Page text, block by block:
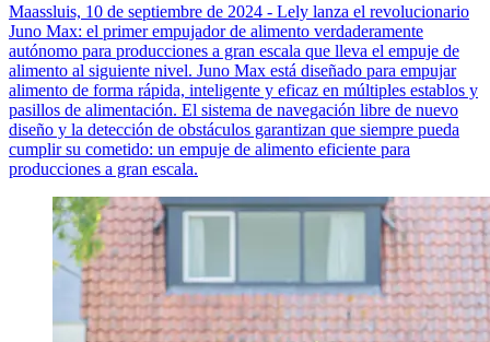
Maassluis, 10 de septiembre de 2024 - Lely lanza el revolucionario
Juno Max: el primer empujador de alimento verdaderamente
autónomo para producciones a gran escala que lleva el empuje de
alimento al siguiente nivel. Juno Max está diseñado para empujar
alimento de forma rápida, inteligente y eficaz en múltiples establos y
pasillos de alimentación. El sistema de navegación libre de nuevo
diseño y la detección de obstáculos garantizan que siempre pueda
cumplir su cometido: un empuje de alimento eficiente para
producciones a gran escala.